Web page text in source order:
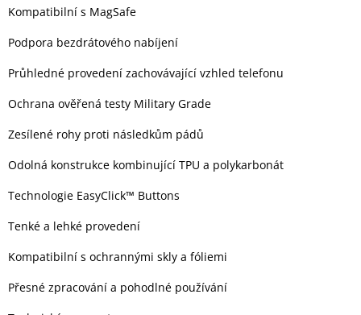
A
CARTRIDGE
počítačů
systémy
MILESIGHT
Kompatibilní s MagSafe
Podpora bezdrátového nabíjení
Průhledné provedení zachovávající vzhled telefonu
Ochrana ověřená testy Military Grade
Zesílené rohy proti následkům pádů
Odolná konstrukce kombinující TPU a polykarbonát
Technologie EasyClick™ Buttons
Tenké a lehké provedení
Kompatibilní s ochrannými skly a fóliemi
Přesné zpracování a pohodlné používání